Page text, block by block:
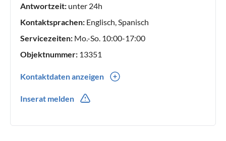
Antwortzeit: unter 24h
Kontaktsprachen: Englisch, Spanisch
Servicezeiten: Mo.-So. 10:00-17:00
Objektnummer: 13351
Kontaktdaten anzeigen
Inserat melden